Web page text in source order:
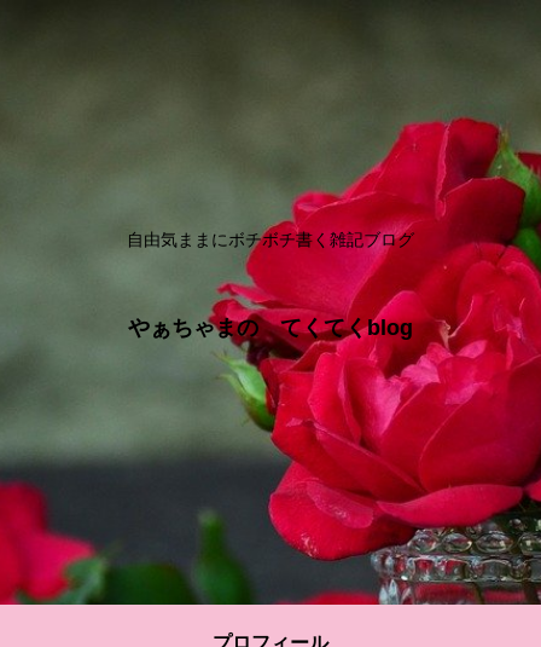
自由気ままにボチボチ書く雑記ブログ
やぁちゃまの てくてくblog
プロフィール